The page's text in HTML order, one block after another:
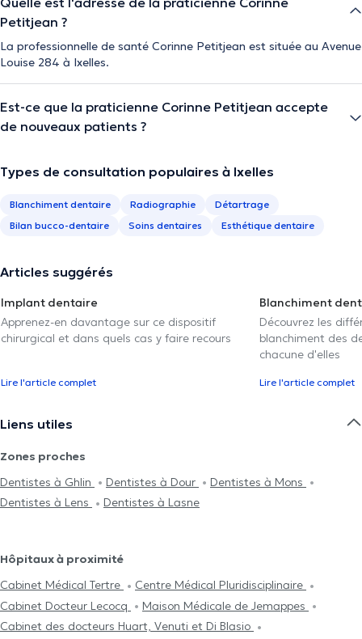
Petitjean ?
La professionnelle de santé Corinne Petitjean est située au Avenue
Louise 284 à Ixelles.
Est-ce que la praticienne Corinne Petitjean accepte
de nouveaux patients ?
Types de consultation populaires à Ixelles
Blanchiment dentaire Radiographie
Détartrage
Bilan bucco-dentaire
Soins dentaires Esthétique dentaire
Articles suggérés
Implant dentaire
Apprenez-en davantage sur ce dispositif
chirurgical et dans quels cas y faire recours
Lire l'article complet
Blanchiment
Découvrez les
blanchiment des
chacune d'elles
Lire l'article complet
Liens utiles
Zones proches
Dentistes à Ghlin
Dentistes à Dour
Dentistes à Mons
Dentistes à Lens
Dentistes à Lasne
Hôpitaux à proximité
Cabinet Médical Tertre
Centre Médical Pluridisciplinaire
Cabinet Docteur Lecocq
Maison Médicale de Jemappes
Cabinet des docteurs Huart, Venuti et Di Blasio